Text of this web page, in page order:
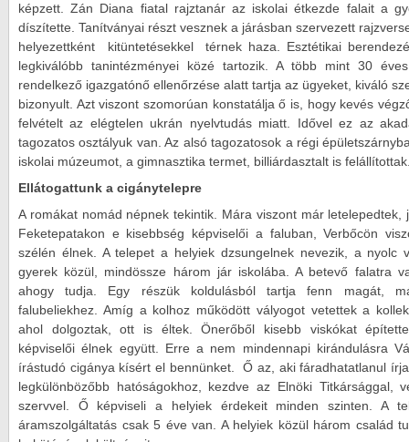
képzett. Zán Diana fiatal rajztanár az iskolai étkezde falait a
díszítette. Tanítványai részt vesznek a járásban szervezett
helyezettként kitüntetésekkel térnek haza. Esztétikai
legkiválóbb tanintézményei közé tartozik. A több mint 30
rendelkező igazgatónő ellenőrzése alatt tartja az ügyeket, kiváló
bizonyult. Azt viszont szomorúan konstatálja ő is, hogy kevés
felvételt az elégtelen ukrán nyelvtudás miatt. Idővel ez az
tagozatos osztályuk van. Az alsó tagozatosok a régi
iskolai múzeumot, a gimnasztika termet, billiárdasztalt is
Ellátogattunk a cigánytelepre
A romákat nomád népnek tekintik. Mára viszont már letelepedtek,
Feketepatakon e kisebbség képviselői a faluban, Verbőcön
szélén élnek. A telepet a helyiek dzsungelnek nevezik, a nyolc
gyerek közül, mindössze három jár iskolába. A betevő falatra
ahogy tudja. Egy részük koldulásból tartja fenn magát,
falubeliekhez. Amíg a kolhoz működött vályogot vetettek a
ahol dolgoztak, ott is éltek. Önerőből kisebb viskókat
képviselői élnek együtt. Erre a nem mindennapi kirándulásra
írástudó cigánya kísért el bennünket. Ő az, aki fáradhatatlanul
legkülönbözőbb hatóságokhoz, kezdve az Elnöki Titkársággal,
szervvel. Ő képviseli a helyiek érdekeit minden szinten. A
áramszolgáltatás csak 5 éve van. A helyiek közül három család